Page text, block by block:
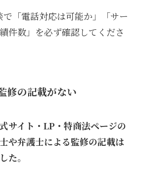
「電話対応は可能か」「サー
件数」を必ず確認してくださ
修の記載がない
サイト・LP・特商法ページの
や弁護士による監修の記載は
た。